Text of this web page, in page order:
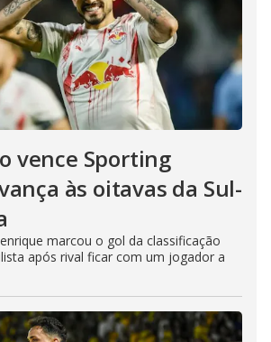
vence Sporting
às oitavas da Sul-
marcou o gol da classificação
após rival ficar com um jogador a